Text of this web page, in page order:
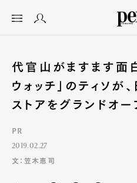
代官山がますます面白
ウォッチ」のティソが
ストアをグランドオー
PR
2019.02.27
文：笠木恵司